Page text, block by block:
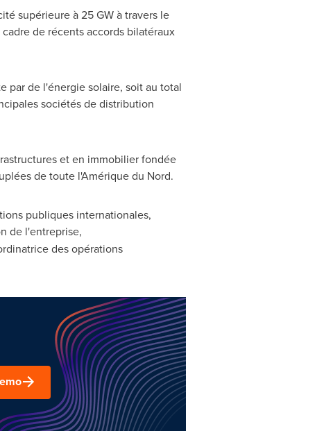
supérieure à 25 GW à travers le
de récents accords bilatéraux
par de l'énergie solaire, soit au total
sociétés de distribution
et en immobilier fondée
de toute l'Amérique du Nord.
publiques internationales,
de l'entreprise,
des opérations